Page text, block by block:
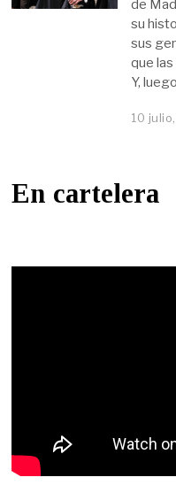
de
su
sus
que
Y,
10
En cartelera